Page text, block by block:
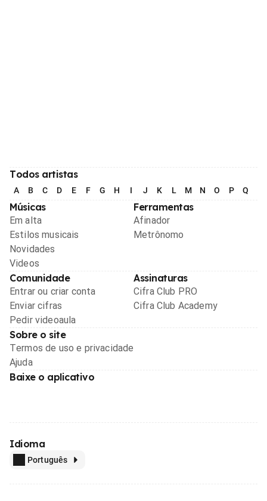
Todos artistas
A B C D E F G H I J K L M N O P Q
Músicas
Em alta
Estilos musicais
Novidades
Videos
Ferramentas
Afinador
Metrônomo
Comunidade
Entrar ou criar conta
Enviar cifras
Pedir videoaula
Assinaturas
Cifra Club PRO
Cifra Club Academy
Sobre o site
Termos de uso e privacidade
Ajuda
Baixe o aplicativo
Idioma
Português